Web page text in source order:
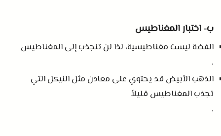
ب- اختبار المغناطيس
الفضة ليست مغناطيسية، لذا لن تنجذب إلى المغناطيس
.
الذهب الأبيض قد يحتوي على معادن مثل النيكل التي
تجذب المغناطيس قليلاً
.